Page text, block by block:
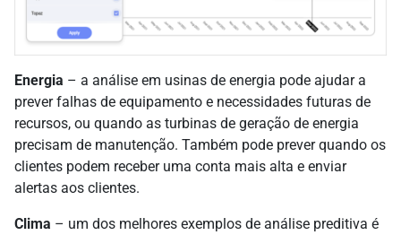
Energia – a análise em usinas de energia pode ajudar a
prever falhas de equipamento e necessidades futuras de
recursos, ou quando as turbinas de geração de energia
precisam de manutenção. Também pode prever quando os
clientes podem receber uma conta mais alta e enviar
alertas aos clientes.
Clima – um dos melhores exemplos de análise preditiva é